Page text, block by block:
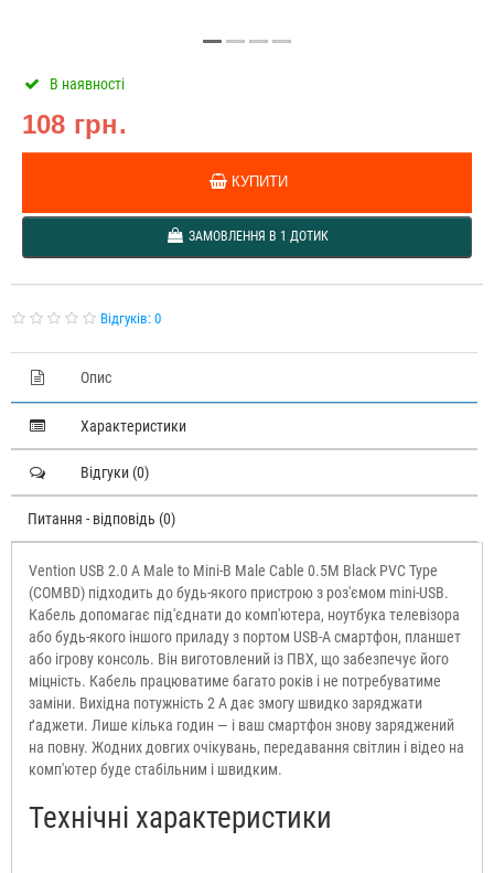
108 грн.
В наявності
КУПИТИ
ЗАМОВЛЕННЯ В 1 ДОТИК
Відгуків: 0
Опис
Характеристики
Відгуки (0)
Питання - відповідь (0)
Vention USB 2.0 A Male to Mini-B Male Cable 0.5M Black PVC Type
(COMBD) підходить до будь-якого пристрою з роз'ємом mini-USB.
Кабель допомагає під'єднати до комп'ютера, ноутбука телевізора
або будь-якого іншого приладу з портом USB-A смартфон, планшет
або ігрову консоль. Він виготовлений із ПВХ, що забезпечує його
міцність. Кабель працюватиме багато років і не потребуватиме
заміни. Вихідна потужність 2 А дає змогу швидко заряджати
ґаджети. Лише кілька годин — і ваш смартфон знову заряджений
на повну. Жодних довгих очікувань, передавання світлин і відео на
комп'ютер буде стабільним і швидким.
Технічні характеристики